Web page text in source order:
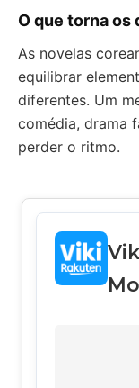
O que torna
As novelas
equilibrar
diferentes. Um
comédia, drama
perder o ritmo.